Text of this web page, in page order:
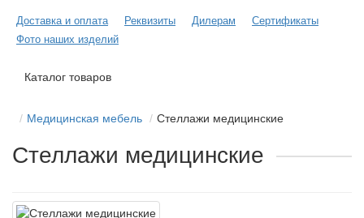
Доставка и оплата Реквизиты Дилерам
Сертификаты
Фото наших изделий
Каталог товаров
Медицинская мебель Стеллажи медицинские
Стеллажи медицинские